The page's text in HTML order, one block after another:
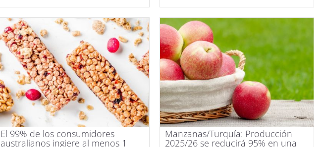
El 99% de los consumidores
australianos ingiere al menos 1
Manzanas/Turquía: Producción
2025/26 se reducirá 95% en una